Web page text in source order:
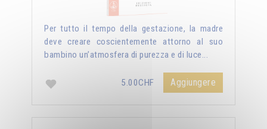
Per tutto il tempo della gestazione, la madre
deve creare coscientemente attorno al suo
bambino un’atmosfera di purezza e di luce...
5.00CHF Aggiungere